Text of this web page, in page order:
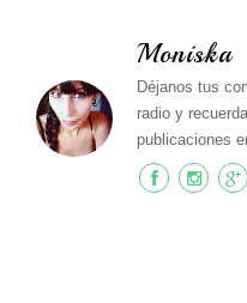
Moniska
Déjanos tus
radio y
publicaciones